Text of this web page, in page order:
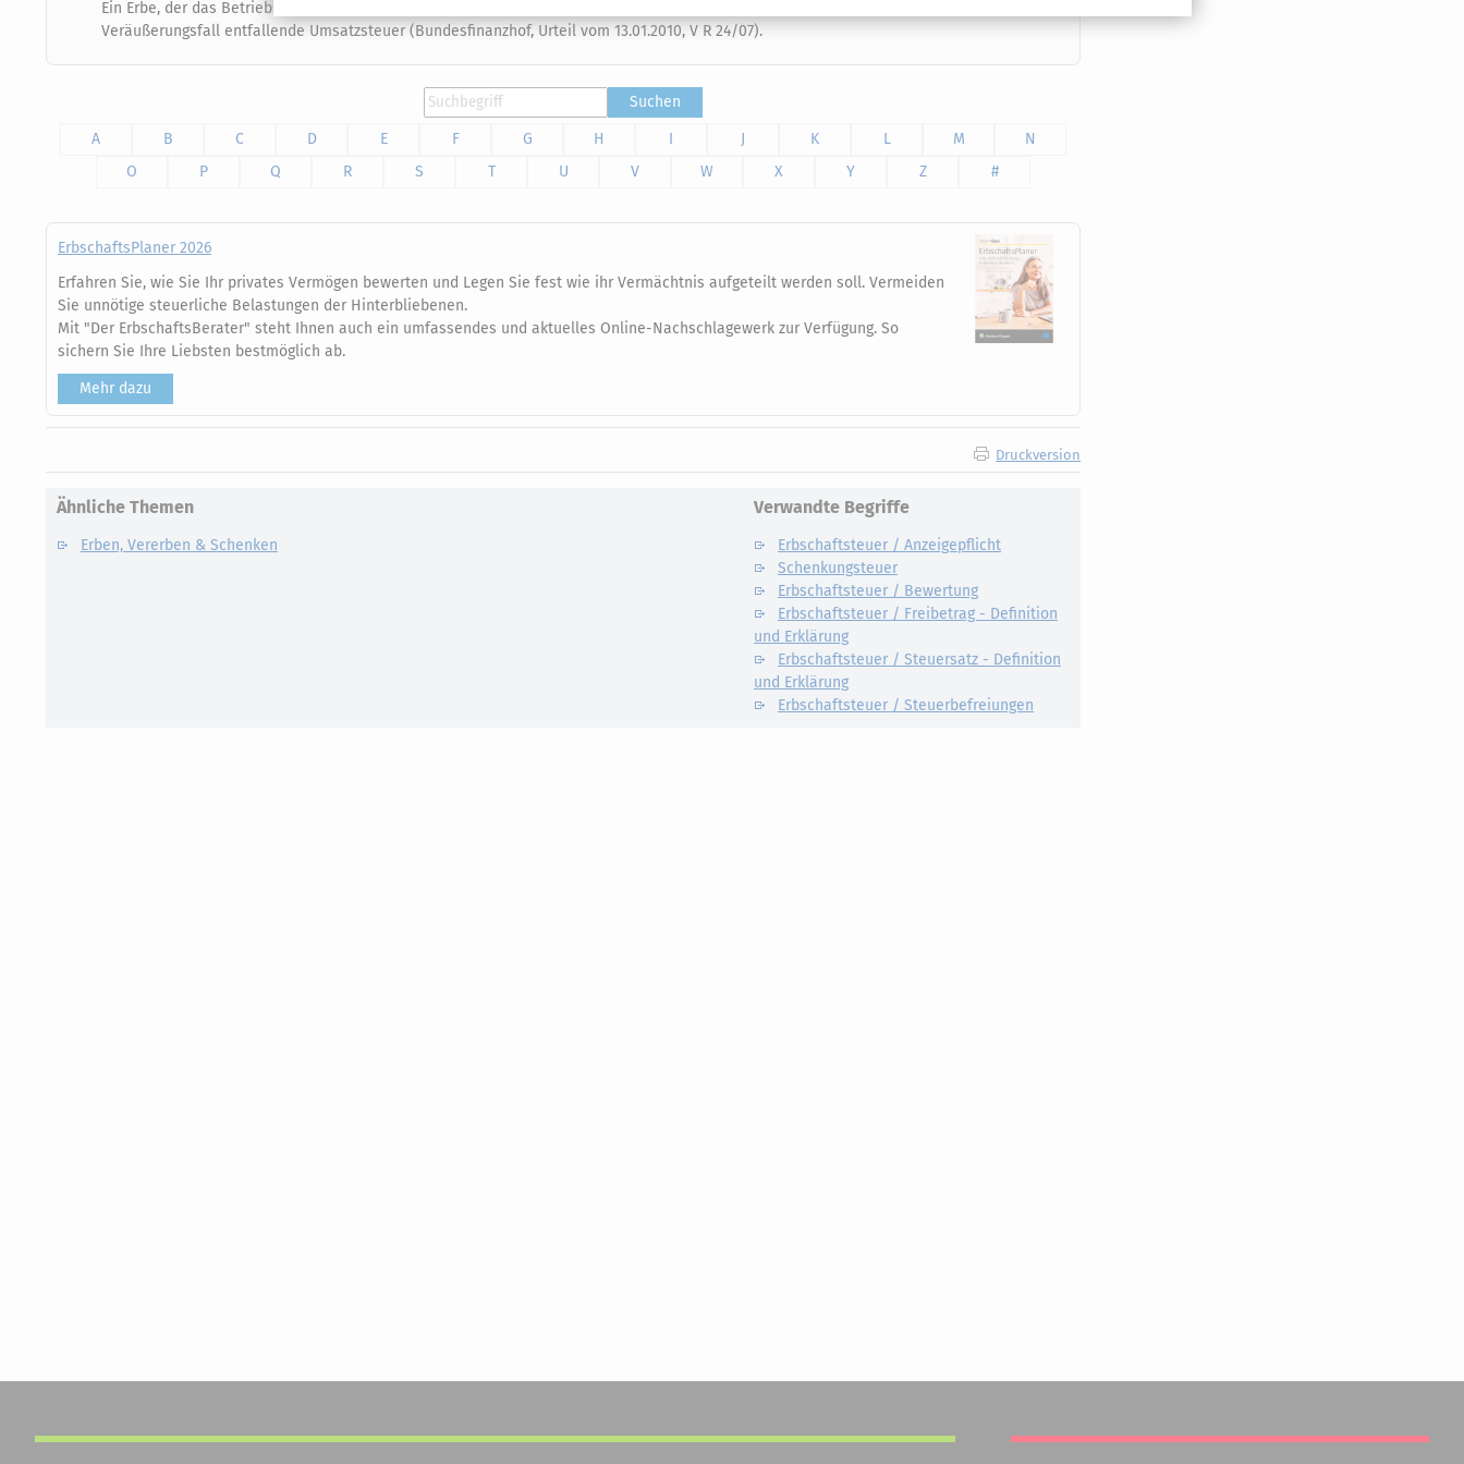
Ein Erbe, der das Betriebsvermögen des Erblassers veräußert, tritt in die Rechtsposition des Erblassers. Er schuldet daher eine auf den
Veräußerungsfall entfallende Umsatzsteuer (Bundesfinanzhof, Urteil vom 13.01.2010, V R 24/07).
Suchen
A
B C D E F G H I J K L M
N
O
P Q R S T U V W X Y Z #
ErbschaftsPlaner 2026
Erfahren Sie, wie Sie Ihr privates Vermögen bewerten und Legen Sie fest wie ihr Vermächtnis aufgeteilt werden soll. Vermeiden
Sie unnötige steuerliche Belastungen der Hinterbliebenen.
Mit "Der ErbschaftsBerater" steht Ihnen auch ein umfassendes und aktuelles Online-Nachschlagewerk zur Verfügung. So
sichern Sie Ihre Liebsten bestmöglich ab.
Mehr dazu
Druckversion
Ähnliche Themen
Erben, Vererben & Schenken
Verwandte Begriffe
Erbschaftsteuer / Anzeigepflicht
Schenkungsteuer
Erbschaftsteuer / Bewertung
Erbschaftsteuer / Freibetrag - Definition
und Erklärung
Erbschaftsteuer / Steuersatz - Definition
und Erklärung
Erbschaftsteuer / Steuerbefreiungen